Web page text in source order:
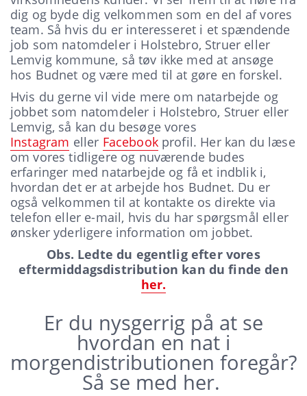
dig og byde dig velkommen som en del af vores
team. Så hvis du er interesseret i et spændende
job som natomdeler i Holstebro, Struer eller
Lemvig kommune, så tøv ikke med at ansøge
hos Budnet og være med til at gøre en forskel.
Hvis du gerne vil vide mere om natarbejde og
jobbet som natomdeler i Holstebro, Struer eller
Lemvig, så kan du besøge vores
Instagram eller Facebookprofil. Her kan du læse
om vores tidligere og nuværende budes
erfaringer med natarbejde og få et indblik i,
hvordan det er at arbejde hos Budnet. Du er
også velkommen til at kontakte os direkte via
telefon eller e-mail, hvis du har spørgsmål eller
ønsker yderligere information om jobbet.
Obs. Ledte du egentlig efter vores
eftermiddagsdistribution kan du finde den
her.
Er du nysgerrig på at se
hvordan en nat i
morgendistributionen foregår?
Så se med her.